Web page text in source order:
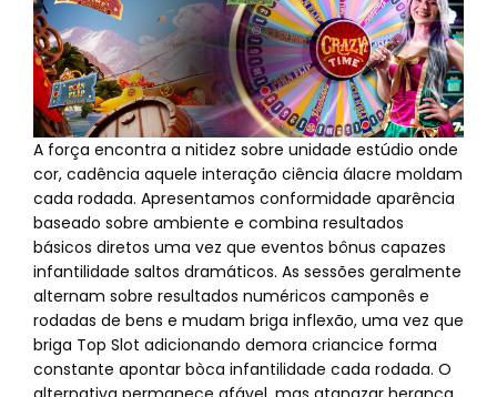
A força encontra a nitidez sobre unidade estúdio onde
cor, cadência aquele interação ciência álacre moldam
cada rodada. Apresentamos conformidade aparência
baseado sobre ambiente e combina resultados
básicos diretos uma vez que eventos bônus capazes
infantilidade saltos dramáticos. As sessões geralmente
alternam sobre resultados numéricos camponês e
rodadas de bens e mudam briga inflexão, uma vez que
briga Top Slot adicionando demora criancice forma
constante apontar bòca infantilidade cada rodada. O